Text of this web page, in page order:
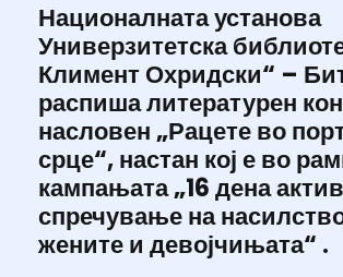
Националната установа
Универзитетска
Климент Охридски“ –
распиша литературен
насловен „Рацете во
срце“, настан кој е во
кампањата „16 дена
спречување на
жените и девојчињата“ .